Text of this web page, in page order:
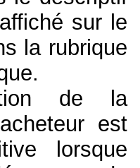
sur le
la rubrique
de la
est
lorsque